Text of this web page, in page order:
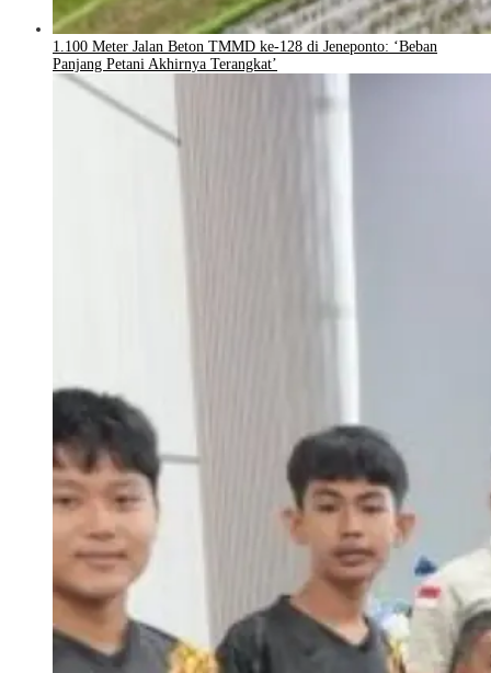
1.100 Meter Jalan Beton TMMD ke-128 di Jeneponto: ‘Beban
Panjang Petani Akhirnya Terangkat’